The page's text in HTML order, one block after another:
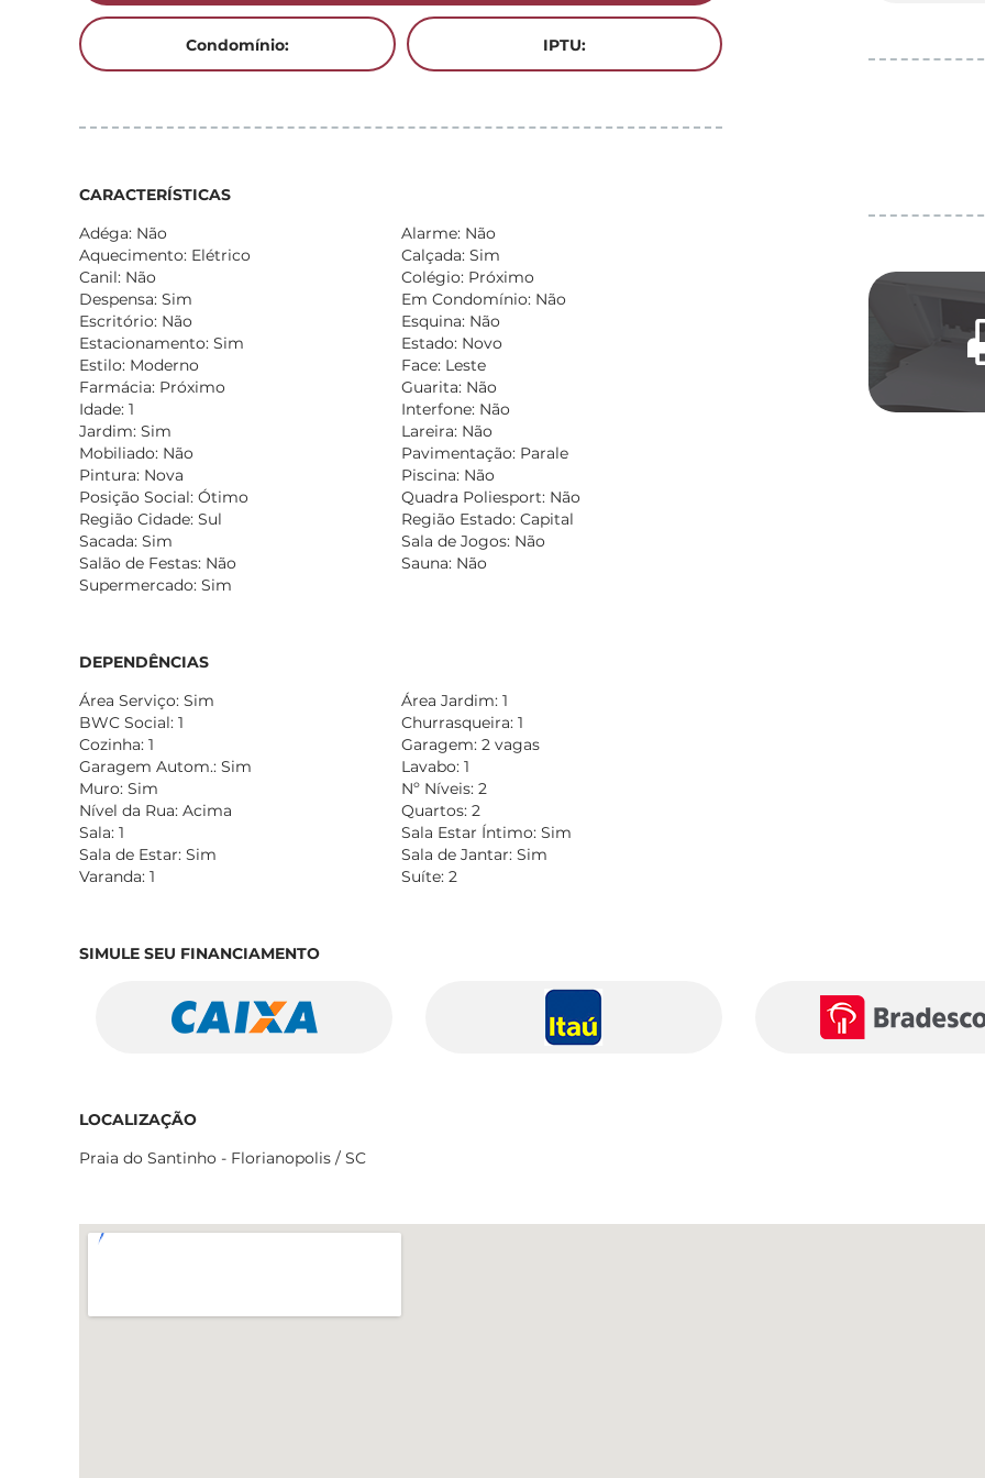
Condomínio: IPTU:
CARACTERÍSTICAS
Adéga: Não
Alarme: Não
Aquecimento: Elétrico
Calçada: Sim
Canil: Não
Colégio: Próximo
Despensa: Sim
Em Condomínio: Não
Escritório: Não
Esquina: Não
Estacionamento: Sim
Estado: Novo
Estilo: Moderno
Face: Leste
Farmácia: Próximo
Guarita: Não
Idade: 1
Interfone: Não
Jardim: Sim
Lareira: Não
Mobiliado: Não
Pavimentação: Parale
Pintura: Nova
Piscina: Não
Posição Social: Ótimo
Quadra Poliesport: Não
Região Cidade: Sul
Região Estado: Capital
Sacada: Sim
Sala de Jogos: Não
Salão de Festas: Não
Sauna: Não
Supermercado: Sim
DEPENDÊNCIAS
Área Serviço: Sim
Área Jardim: 1
BWC Social: 1
Churrasqueira: 1
Cozinha: 1
Garagem: 2 vagas
Garagem Autom.: Sim
Lavabo: 1
Muro: Sim
Nº Níveis: 2
Nível da Rua: Acima
Quartos: 2
Sala: 1
Sala Estar Íntimo: Sim
Sala de Estar: Sim
Sala de Jantar: Sim
Varanda: 1
Suíte: 2
SIMULE SEU FINANCIAMENTO
LOCALIZAÇÃO
Praia do Santinho - Florianopolis / SC